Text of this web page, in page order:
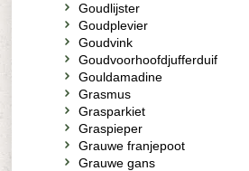
Goudlijster
Goudplevier
Goudvink
Goudvoorhoofdjufferduif
Gouldamadine
Grasmus
Grasparkiet
Graspieper
Grauwe franjepoot
Grauwe gans